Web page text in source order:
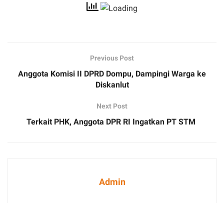
Previous Post
Anggota Komisi II DPRD Dompu, Dampingi Warga ke
Diskanlut
Next Post
Terkait PHK, Anggota DPR RI Ingatkan PT STM
Admin